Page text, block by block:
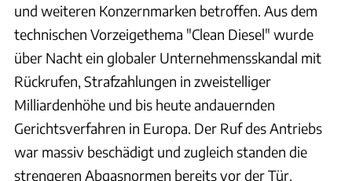
und weiteren Konzernmarken betroffen. Aus dem
technischen Vorzeigethema "Clean Diesel" wurde
über Nacht ein globaler Unternehmensskandal mit
Rückrufen, Strafzahlungen in zweistelliger
Milliardenhöhe und bis heute andauernden
Gerichtsverfahren in Europa. Der Ruf des Antriebs
war massiv beschädigt und zugleich standen die
strengeren Abgasnormen bereits vor der Tür.